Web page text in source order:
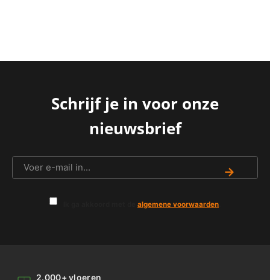
Schrijf je in voor onze
nieuwsbrief
→
algemene voorwaarden
2.000+ vloeren